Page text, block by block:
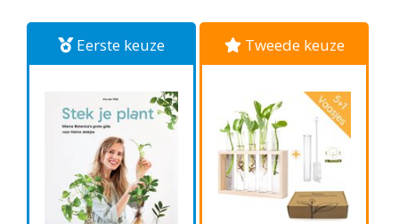
Eerste keuze Tweede keuze